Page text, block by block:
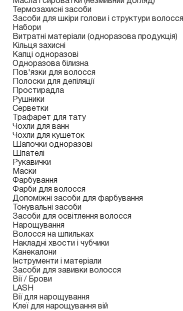
Термозахисні засоби
Засоби для шкіри голови і структури волосся
Набори
Витратні матеріали (одноразова продукція)
Кільця захисні
Капці одноразові
Одноразова білизна
Пов'язки для волосся
Полоски для депіляції
Простирадла
Рушники
Серветки
Трафарет для тату
Чохли для ванн
Чохли для кушеток
Шапочки одноразові
Шпателі
Рукавички
Маски
Фарбування
Фарби для волосся
Допоміжні засоби для фарбування
Тонувальні засоби
Засоби для освітлення волосся
Нарощування
Волосся на шпильках
Накладні хвости і чубчики
Канекалони
Інструменти і матеріали
Засоби для завивки волосся
Вії / Брови
LASH
Вії для нарощування
Клеї для нарощування вій